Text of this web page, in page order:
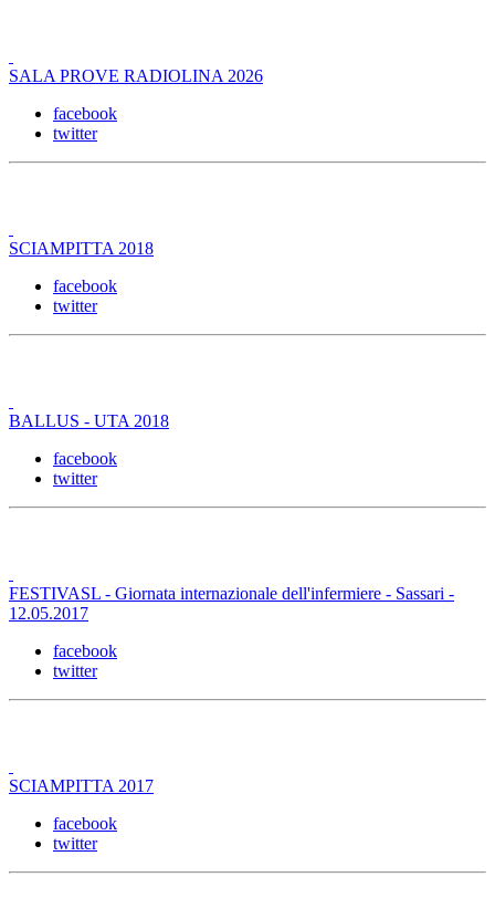
SALA PROVE RADIOLINA 2026
facebook
twitter
SCIAMPITTA 2018
facebook
twitter
BALLUS - UTA 2018
facebook
twitter
FESTIVASL - Giornata internazionale dell'infermiere - Sassari -
12.05.2017
facebook
twitter
SCIAMPITTA 2017
facebook
twitter